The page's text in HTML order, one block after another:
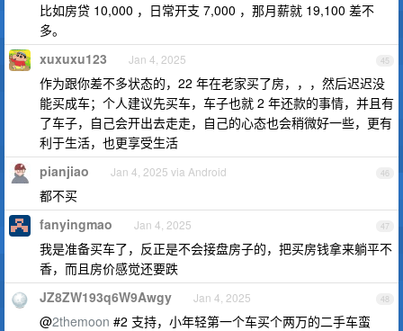
比如房贷 10,000 ，日常开支 7,000 ，那月薪就 19,100 差不
多。
45
xuxuxu123 Jan 4, 2025
作为跟你差不多状态的，22 年在老家买了房，，，然后迟迟没
能买成车；个人建议先买车，车子也就 2 年还款的事情，并且有
了车子，自己会开出去走走，自己的心态也会稍微好一些，更有
利于生活，也更享受生活
46
pianjiao Jan 4, 2025 via Android
都不买
47
fanyingmao Jan 4, 2025
我是准备买车了，反正是不会接盘房子的，把买房钱拿来躺平不
香，而且房价感觉还要跌
48
JZ8ZW193q6W9Awgy Jan 4, 2025
@2themoon #2 支持，小年轻第一个车买个两万的二手车蛮